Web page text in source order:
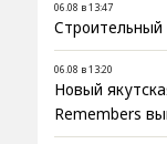
06.08 в 13:47
06.08 в 13:20
Новый
Remembers